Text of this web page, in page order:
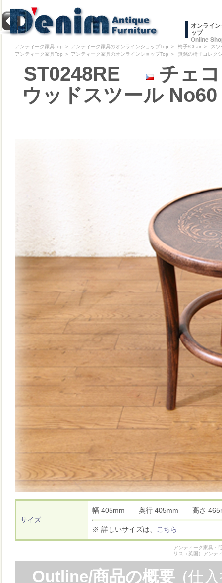
オンライ
ップ
Online
アンティーク家具Top ＞ アンティーク家具のオンラインショップTop ＞ 椅子/Chair ＞
ス
アンティーク家具Top ＞ アンティーク家具のオンラインショップTop ＞ 無銘の椅子コレク
ST0248RE
チェ
ウッドスツール
サイズ
幅 405mm 奥行 405mm 高さ
※ 詳しいサイズは、 こちら
アンティーク家具・
リス（英国）アンテ
Outline/商品の概要 (仕